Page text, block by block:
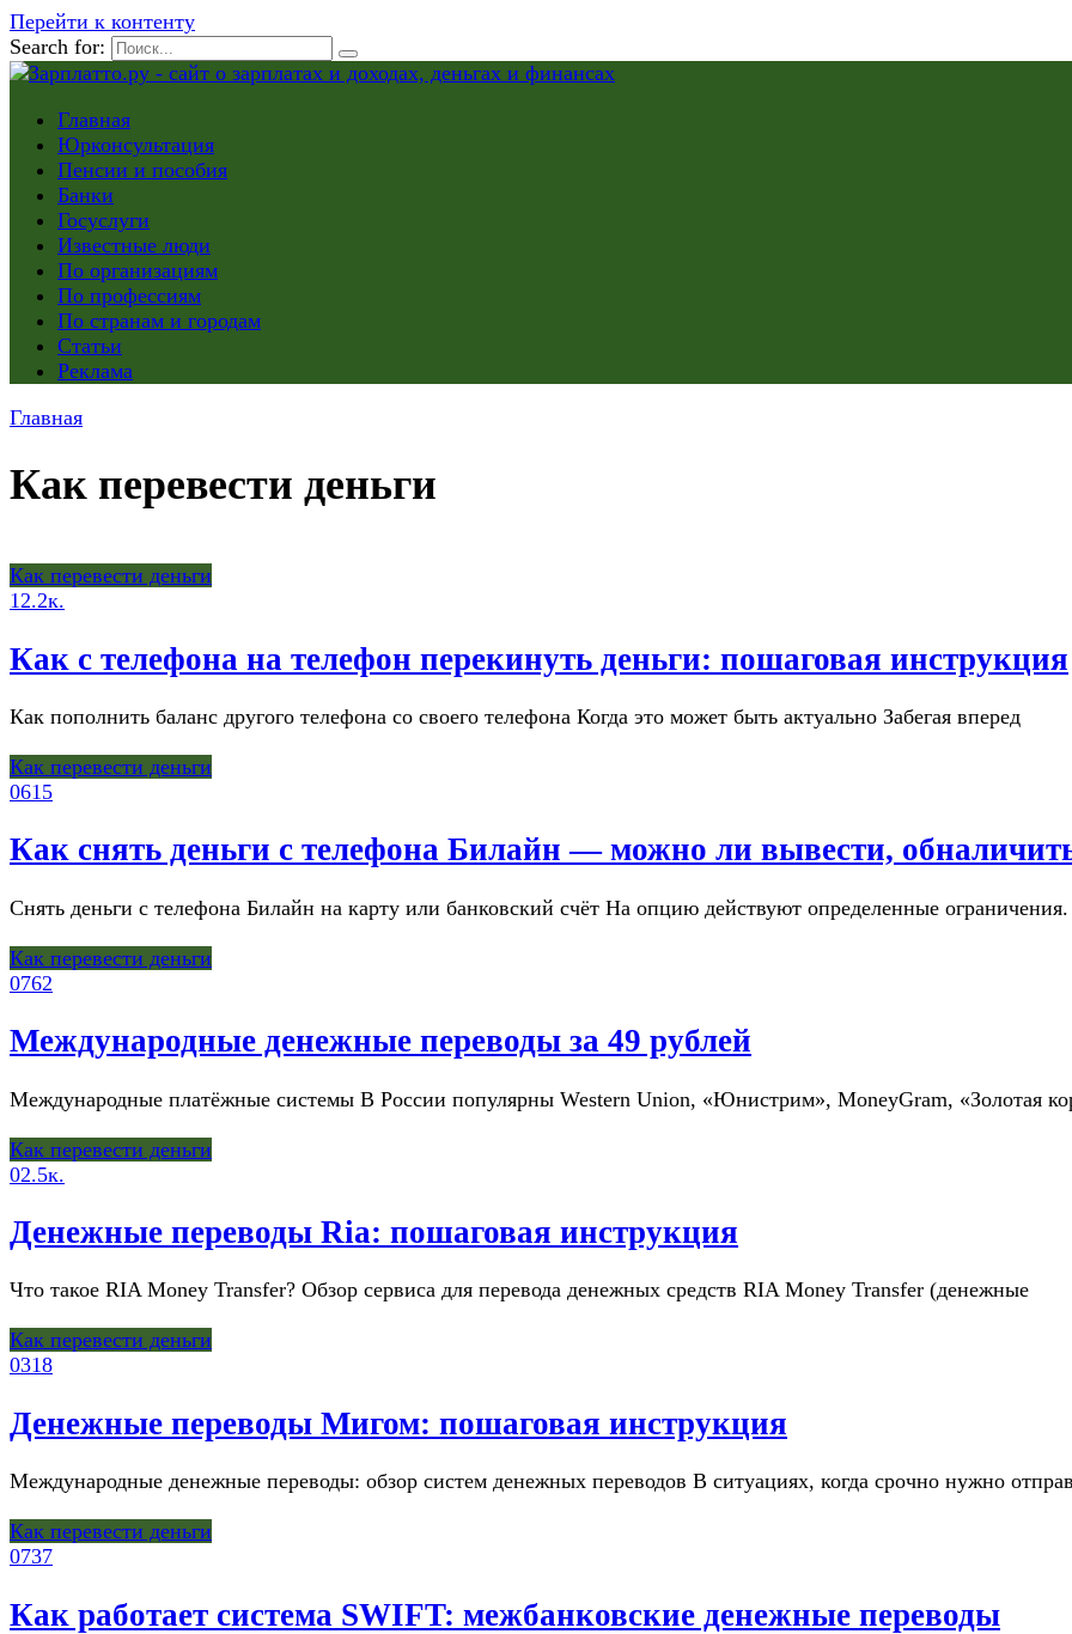
Перейти к контенту
Search for:
Главная
Юрконсультация
Пенсии и пособия
Банки
Госуслуги
Известные люди
По организациям
По профессиям
По странам и городам
Статьи
Реклама
Главная
Как перевести деньги
Как перевести деньги
12.2к.
Как с телефона на телефон перекинуть деньги: пошаговая инструкция
Как пополнить баланс другого телефона со своего телефона Когда это может быть актуально Забегая вперед
Как перевести деньги
0615
Как снять деньги с телефона Билайн — можно ли вывести,
Снять деньги с телефона Билайн на карту или банковский счёт На опцию действуют определенные ограничения.
Как перевести деньги
0762
Международные денежные переводы за 49 рублей
Международные платёжные системы В России популярны Western Union, «Юнистрим», MoneyGram, «Золотая
Как перевести деньги
02.5к.
Денежные переводы Ria: пошаговая инструкция
Что такое RIA Money Transfer? Обзор сервиса для перевода денежных средств RIA Money Transfer (денежные
Как перевести деньги
0318
Денежные переводы Мигом: пошаговая инструкция
Международные денежные переводы: обзор систем денежных переводов В ситуациях, когда срочно нужно
Как перевести деньги
0737
Как работает система SWIFT: межбанковские денежные переводы